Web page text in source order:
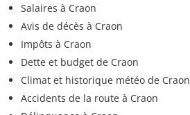
Salaires à Craon
Avis de décès à Craon
Impôts à Craon
Dette et budget de Craon
Climat et historique météo de Craon
Accidents de la route à Craon